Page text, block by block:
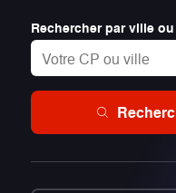
Rechercher par ville